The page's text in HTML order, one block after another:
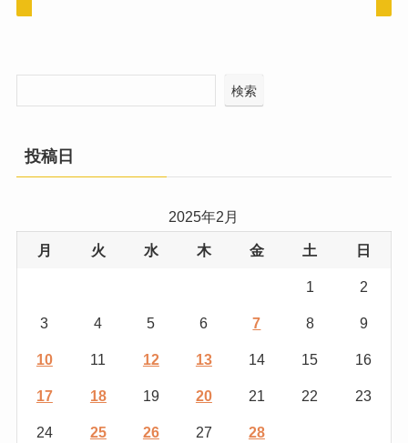
検索
投稿日
2025年2月
月 火 水 木 金 土 日
1 2
3 4 5 6 7 8 9
10 11 12 13 14 15 16
17 18 19 20 21 22 23
24 25 26 27 28